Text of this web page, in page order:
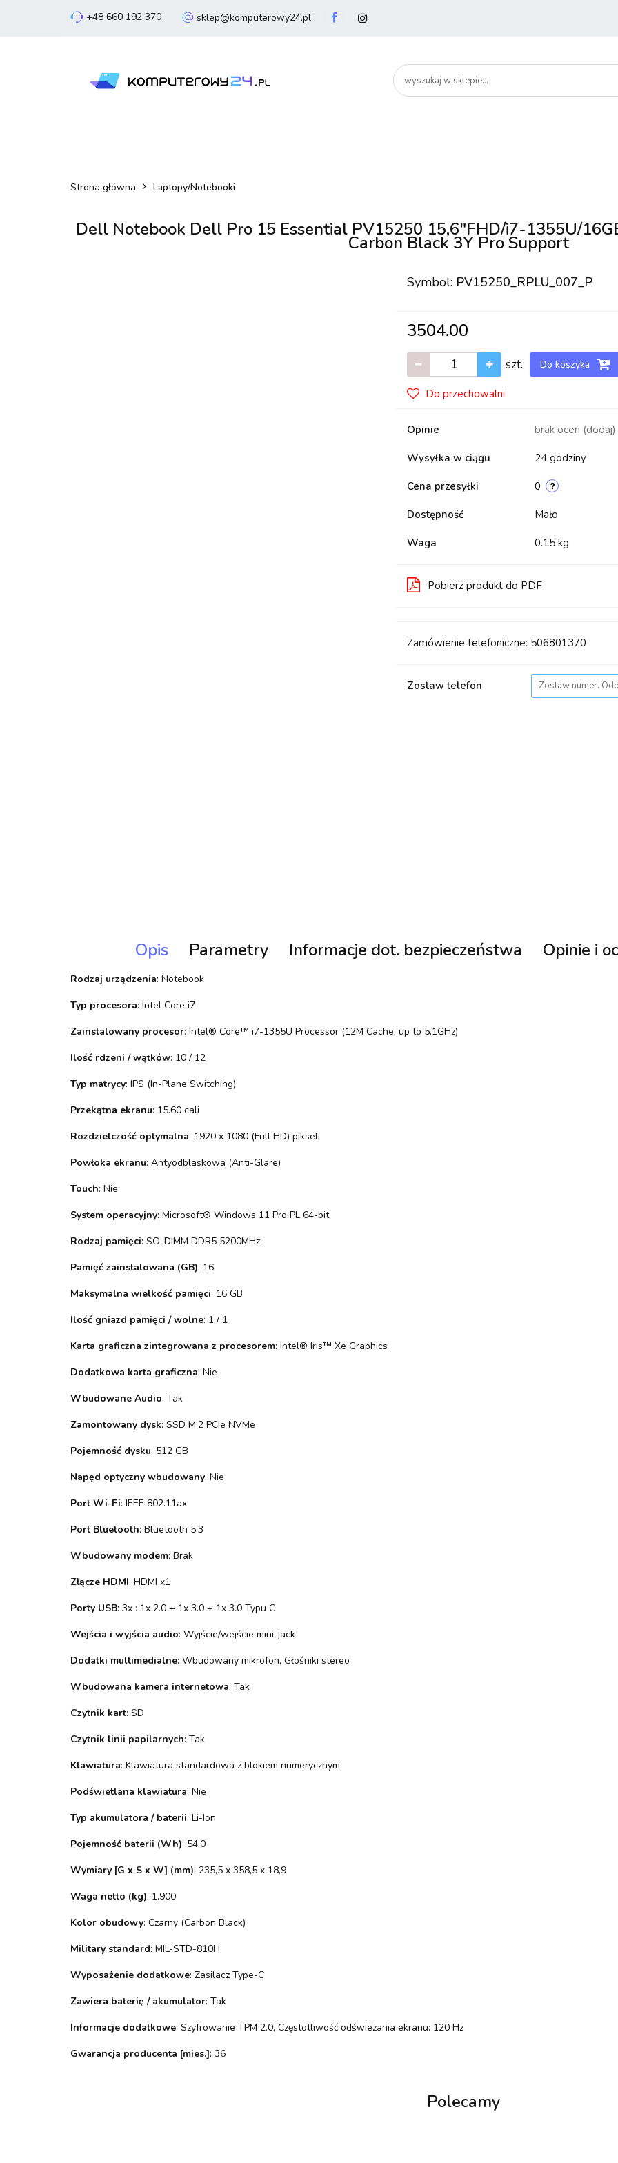
sklep@komputerowy24.pl
+48 660 192 370 Laptopy Komputery
Smartfony Bezpieczeństwo
Strona główna Laptopy/Notebooki
Dell Notebook Dell Pro 15 Essential PV15250 15,6"FHD/i7-1355U/
Carbon Black 3Y Pro Support
Symbol: PV15250_RPLU_007_P
3504.00
szt. Do koszyka
Do przechowalni
Opinie brak ocen (dodaj)
Wysyłka w ciągu 24 godziny
Cena przesyłki 0
Dostępność Mało
Waga 0.15 kg
Pobierz produkt do PDF
Zamówienie telefoniczne: 506801370
Zostaw telefon
Opis Parametry Informacje dot. bezpieczeństwa Opinie i
Rodzaj urządzenia: Notebook
Typ procesora: Intel Core i7
Zainstalowany procesor: Intel® Core™ i7-1355U Processor (12M Cache, up to 5.1GHz)
Ilość rdzeni / wątków: 10 / 12
Typ matrycy: IPS (In-Plane Switching)
Przekątna ekranu: 15.60 cali
Rozdzielczość optymalna: 1920 x 1080 (Full HD) pikseli
Powłoka ekranu: Antyodblaskowa (Anti-Glare)
Touch: Nie
System operacyjny: Microsoft® Windows 11 Pro PL 64-bit
Rodzaj pamięci: SO-DIMM DDR5 5200MHz
Pamięć zainstalowana (GB): 16
Maksymalna wielkość pamięci: 16 GB
Ilość gniazd pamięci / wolne: 1 / 1
Karta graficzna zintegrowana z procesorem: Intel® Iris™ Xe Graphics
Dodatkowa karta graficzna: Nie
Wbudowane Audio: Tak
Zamontowany dysk: SSD M.2 PCIe NVMe
Pojemność dysku: 512 GB
Napęd optyczny wbudowany: Nie
Port Wi-Fi: IEEE 802.11ax
Port Bluetooth: Bluetooth 5.3
Wbudowany modem: Brak
Złącze HDMI: HDMI x1
Porty USB: 3x : 1x 2.0 + 1x 3.0 + 1x 3.0 Typu C
Wejścia i wyjścia audio: Wyjście/wejście mini-jack
Dodatki multimedialne: Wbudowany mikrofon, Głośniki stereo
Wbudowana kamera internetowa: Tak
Czytnik kart: SD
Czytnik linii papilarnych: Tak
Klawiatura: Klawiatura standardowa z blokiem numerycznym
Podświetlana klawiatura: Nie
Typ akumulatora / baterii: Li-Ion
Pojemność baterii (Wh): 54.0
Wymiary [G x S x W] (mm): 235,5 x 358,5 x 18,9
Waga netto (kg): 1.900
Kolor obudowy: Czarny (Carbon Black)
Military standard: MIL-STD-810H
Wyposażenie dodatkowe: Zasilacz Type-C
Zawiera baterię / akumulator: Tak
Informacje dodatkowe: Szyfrowanie TPM 2.0, Częstotliwość odświeżania ekranu: 120 Hz
Gwarancja producenta [mies.]: 36
Polecamy